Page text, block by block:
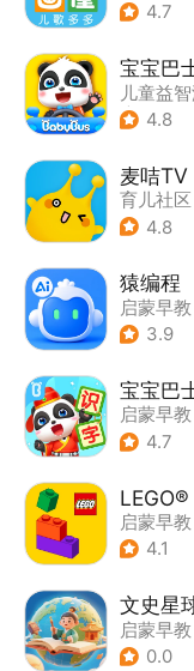
4.7
宝宝巴
儿童益
| 启蒙早
4.8
麦咭TV
育儿社区
4.8
猿编程
启蒙早教
3.9
宝宝巴
启蒙早教
4.7
启蒙早教
4.1
文史星
启蒙早教
0.0